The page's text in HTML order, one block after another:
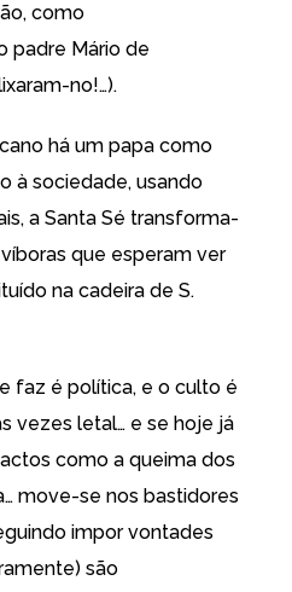
como
padre Mário de
no!…).
há um papa como
à sociedade, usando
a Santa Sé transforma-
que esperam ver
na cadeira de S.
faz é política, e o culto é
vezes letal… e se hoje já
como a queima dos
move-se nos bastidores
impor vontades
são